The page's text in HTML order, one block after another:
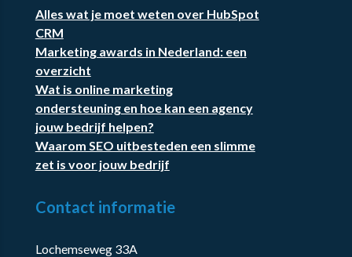
Alles wat je moet weten over HubSpot
CRM
Marketing awards in Nederland: een
overzicht
Wat is online marketing
ondersteuning en hoe kan een agency
jouw bedrijf helpen?
Waarom SEO uitbesteden een slimme
zet is voor jouw bedrijf
Contact informatie
Lochemseweg 33A